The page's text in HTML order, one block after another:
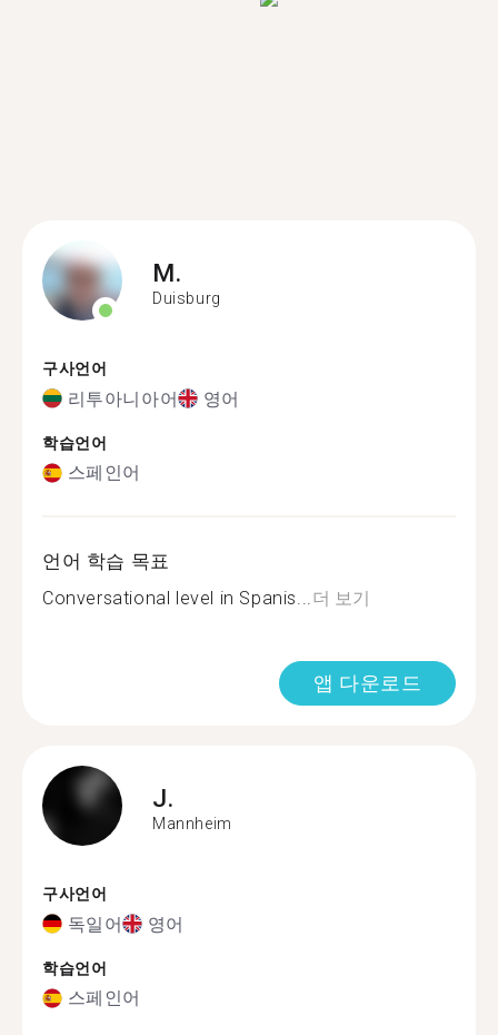
M.
Duisburg
구사언어
리투아니아어 영어
학습언어
스페인어
언어 학습 목표
Conversational level in Spanis...더 보기
앱 다운로드
J.
Mannheim
구사언어
독일어 영어
학습언어
스페인어